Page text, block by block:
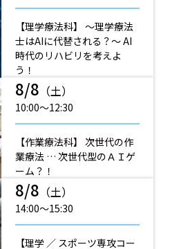
【理学療法科】 ～理学療法
士はAIに代替される？～ AI
時代のリハビリを考えよ
う！
8/8 （土）
10:00〜12:30
【作業療法科】 次世代の作
業療法 … 次世代型のＡＩゲ
ーム？！
8/8 （土）
14:00〜15:30
【理学 ／ スポーツ専攻コー